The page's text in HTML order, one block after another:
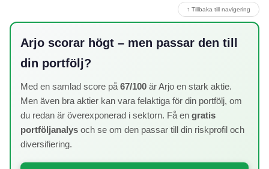
↑ Tillbaka till navigering
Arjo scorar högt – men passar den till
din portfölj?
Med en samlad score på 67/100 är Arjo en stark aktie.
Men även bra aktier kan vara felaktiga för din portfölj, om
du redan är överexponerad i sektorn. Få en gratis
portföljanalys och se om den passar till din riskprofil och
diversifiering.